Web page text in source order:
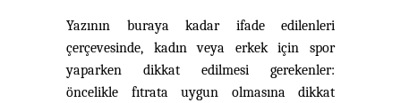
Yazının buraya kadar ifade edilenleri
çerçevesinde, kadın veya erkek için spor
yaparken dikkat edilmesi gerekenler:
öncelikle fıtrata uygun olmasına dikkat